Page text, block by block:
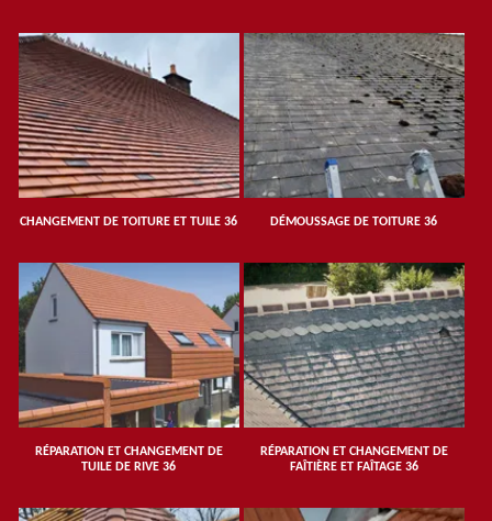
CHANGEMENT DE TOITURE ET TUILE 36 DÉMOUSSAGE DE TOITURE 36
RÉPARATION ET CHANGEMENT DE
TUILE DE RIVE 36
RÉPARATION ET CHANGEMENT DE
FAÎTIÈRE ET FAÎTAGE 36